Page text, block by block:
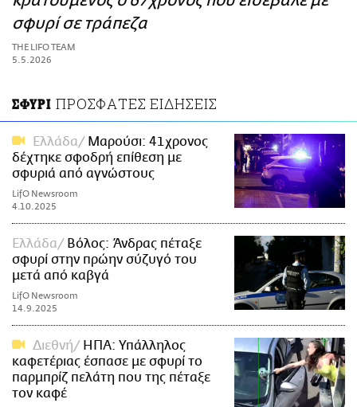
ΑΜΠΑ
PRINT
σφυρί σε τράπεζα
THE LIFO TEAM
5.5.2026
ΣΦΥΡΙ ΠΡΟΣΦΑΤΕΣ ΕΙΔΗΣΕΙΣ
Ελλάδα
Μαρούσι: 41χρονος
δέχτηκε σφοδρή επίθεση με
σφυριά από αγνώστους
LifO Newsroom
4.10.2025
Ελλάδα
Βόλος: Άνδρας πέταξε
σφυρί στην πρώην σύζυγό του
μετά από καβγά
LifO Newsroom
14.9.2025
Διεθνή
ΗΠΑ: Υπάλληλος
καφετέριας έσπασε με σφυρί το
παρμπρίζ πελάτη που της πέταξε
τον καφέ